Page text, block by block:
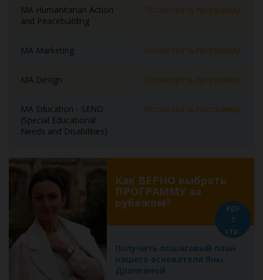
MA Humanitarian Action
and Peacebuilding
Посмотреть программу
MA Marketing Посмотреть программу
MA Design Посмотреть программу
MA Education - SEND
(Special Educational
Needs and Disabilities)
Посмотреть программу
Как ВЕРНО выбрать
ПРОГРАММУ за
рубежом?
Получить пошаговый план
нашего основателя Яны
Драпкиной
PDF
7
стр.